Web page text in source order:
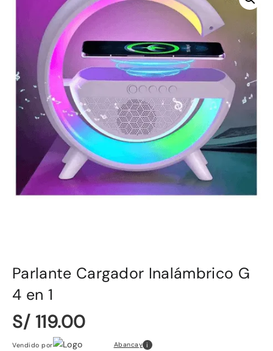
Parlante Cargador Inalámbrico G
4 en 1
S/ 119.00
Vendido por Abancay i